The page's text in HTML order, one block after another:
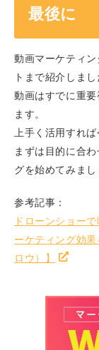
最後に
動画マーケティ
トまで紹介しまし
動画はすでに重
ます。
上手く活用すれ
まずは目的に合
グを始めてみまし
参考記事：
ドローンショー
ーケティング効
ロウ）】